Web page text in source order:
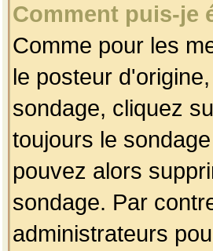
Comment puis-je
Comme pour les
le posteur
sondage, cliquez
toujours le
pouvez alors
sondage. Par
administrateurs